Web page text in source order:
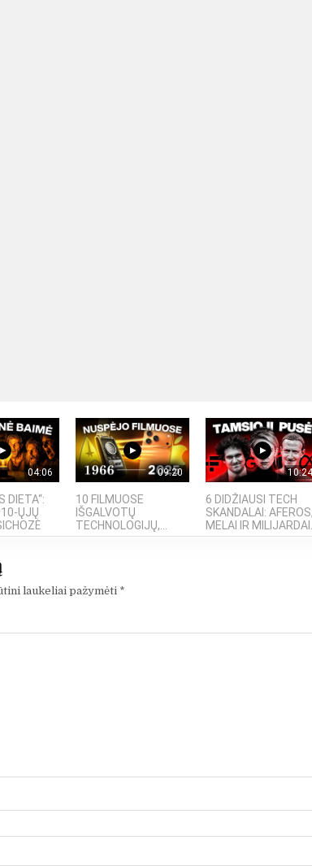
04:06
DIETA“:
ŲJŲ
09:20
10 FILMUOSE
IŠGALVOTŲ
TECHNOLOGIJŲ,...
10:24
6 DIDŽIAUSI TECH
SKANDALAI: AFEROS,
MELAI IR MILIJARDAI...
laukeliai pažymėti *